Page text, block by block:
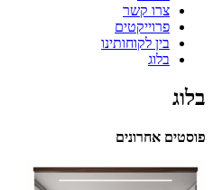
צרו קשר
פרוייקטים
בין לקוחותינו
בלוג
בלוג
פוסטים אחרונים